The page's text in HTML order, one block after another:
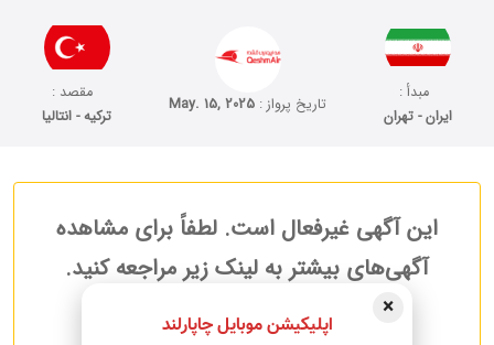
مبدأ :
ایران - تهران
تاریخ پرواز : May. 15, 2025
مقصد :
ترکیه - انتالیا
این آگهی غیرفعال است. لطفاً برای مشاهده
آگهی‌های بیشتر به لینک زیر مراجعه کنید.
آگهی های بیشتر مسافرین
×
اپلیکیشن موبایل چاپارلند